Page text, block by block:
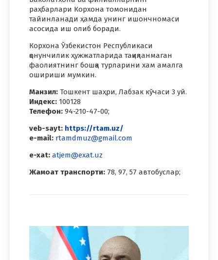
раҳбарлари Корхона томонидан
тайинланади ҳамда унинг ишончномаси
асосида иш олиб боради.
Корхона Ўзбекистон Республикаси
қонунчилик ҳужжатларида тақиқланмаган
фаолиятнинг бошқа турларини хам амалга
ошириши мумкин.
Манзил: Тошкент шаҳри, Лабзак кўчаси 3 уй.
Индекс: 100128
Телефон: 94-210-47-00;
veb-sayt: https://rtam.uz/
е-mail: rtamdmuz@gmail.com
e-xat: atjem@exat.uz
Жамоат транспорти: 78, 97, 57 автобуслар;